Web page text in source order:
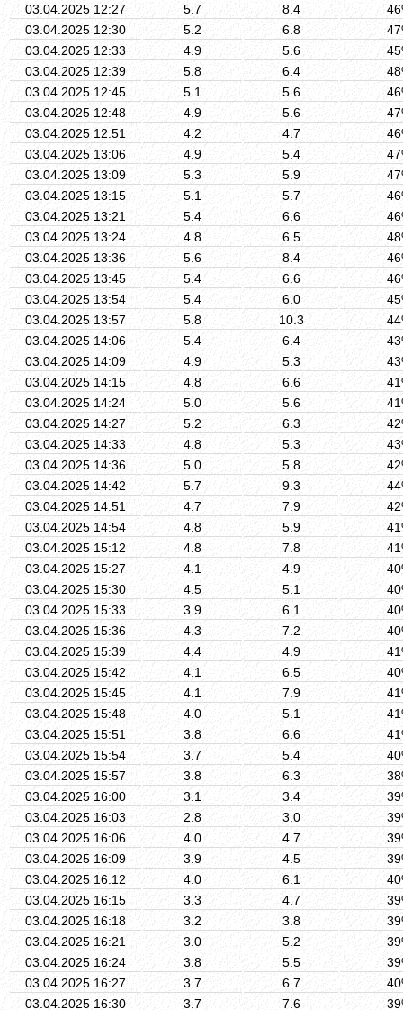
03.04.2025 12:27
5.7 8.4
03.04.2025 12:30
5.2 6.8
03.04.2025 12:33
4.9 5.6
03.04.2025 12:39
5.8 6.4
03.04.2025 12:45
5.1 5.6
03.04.2025 12:48
4.9 5.6
03.04.2025 12:51
4.2 4.7
03.04.2025 13:06
4.9 5.4
03.04.2025 13:09
5.3 5.9
03.04.2025 13:15
5.1 5.7
03.04.2025 13:21
5.4 6.6
03.04.2025 13:24
4.8 6.5
03.04.2025 13:36
5.6 8.4
03.04.2025 13:45
5.4 6.6
03.04.2025 13:54
5.4 6.0
03.04.2025 13:57
5.8 10.3
03.04.2025 14:06
5.4 6.4
03.04.2025 14:09
4.9 5.3
03.04.2025 14:15
4.8 6.6
03.04.2025 14:24
5.0 5.6
03.04.2025 14:27
5.2 6.3
03.04.2025 14:33
4.8 5.3
03.04.2025 14:36
5.0 5.8
03.04.2025 14:42
5.7 9.3
03.04.2025 14:51
4.7 7.9
03.04.2025 14:54
4.8 5.9
03.04.2025 15:12
4.8 7.8
03.04.2025 15:27
4.1 4.9
03.04.2025 15:30
4.5 5.1
03.04.2025 15:33
3.9 6.1
03.04.2025 15:36
4.3 7.2
03.04.2025 15:39
4.4 4.9
03.04.2025 15:42
4.1 6.5
03.04.2025 15:45
4.1 7.9
03.04.2025 15:48
4.0 5.1
03.04.2025 15:51
3.8 6.6
03.04.2025 15:54
3.7 5.4
03.04.2025 15:57
3.8 6.3
03.04.2025 16:00
3.1 3.4
03.04.2025 16:03
2.8 3.0
03.04.2025 16:06
4.0 4.7
03.04.2025 16:09
3.9 4.5
03.04.2025 16:12
4.0 6.1
03.04.2025 16:15
3.3 4.7
03.04.2025 16:18
3.2 3.8
03.04.2025 16:21
3.0 5.2
03.04.2025 16:24
3.8 5.5
03.04.2025 16:27
3.7 6.7
03.04.2025 16:30
3.7 7.6